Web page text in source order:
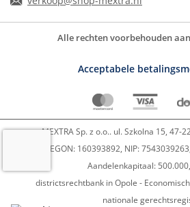
Alle rechten voorbehouden aan
Acceptabele
MEXTRA Sp. z o.o.. ul. Szkolna 15, 47-
REGON: 160393892, NIP:
Aandelenkapitaal:
districtsrechtbank in Opole -
nationale